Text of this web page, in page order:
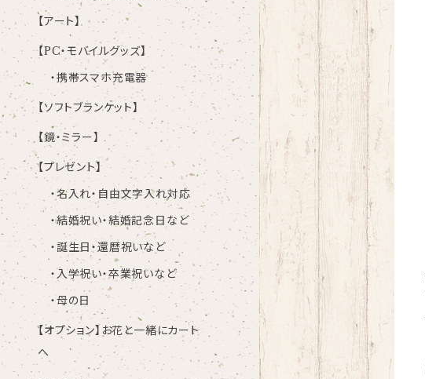
【アート】
【PC・モバイルグッズ】
・携帯スマホ充電器
【ソフトブランケット】
【鏡・ミラー】
【プレゼント】
・名入れ・自由文字入れ対応
・結婚祝い・結婚記念日など
・誕生日・還暦祝いなど
・入学祝い・卒業祝いなど
・母の日
【オプション】お花と一緒にカート
へ